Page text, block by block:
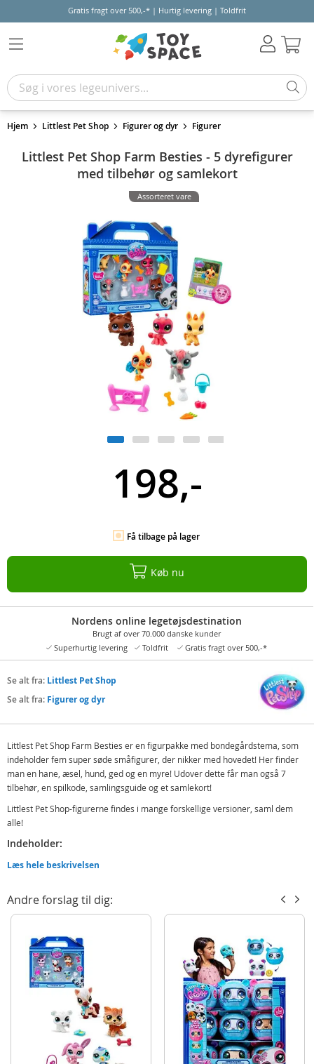
Gratis fragt over 500,-* | Hurtig levering | Toldfrit
Hjem Littlest Pet Shop Figurer og dyr Figurer
Littlest Pet Shop Farm Besties - 5 dyrefigurer
med tilbehør og samlekort
Assorteret vare
198,-
Få tilbage på lager
Køb nu
Nordens online legetøjsdestination
Brugt af over 70.000 danske kunder
Superhurtig levering
Toldfrit Gratis fragt over 500,-*
Se alt fra: Littlest Pet Shop
Se alt fra: Figurer og dyr
Littlest Pet Shop Farm Besties er en figurpakke med bondegårdstema, som
indeholder fem super søde småfigurer, der nikker med hovedet! Her finder
man en hane, æsel, hund, ged og en myre! Udover dette får man også 7
tilbehør, en spilkode, samlingsguide og et samlekort!
Littlest Pet Shop-figurerne findes i mange forskellige versioner, saml dem
alle!
Indeholder:
5 dyrefigurer
Samlekort
Samlingsguide
Spilkode til Roblox LPS
Detaljer
Alder: fra 4 år
Littlest Pet Shop
Læs hele beskrivelsen
Andre forslag til dig: